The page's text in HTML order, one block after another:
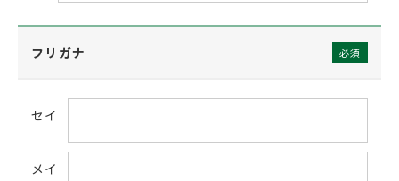
フリガナ 必須
セイ
メイ